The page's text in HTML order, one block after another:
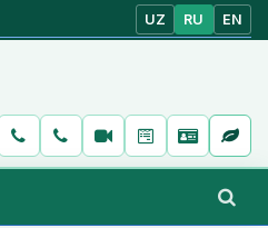
UZ RU EN